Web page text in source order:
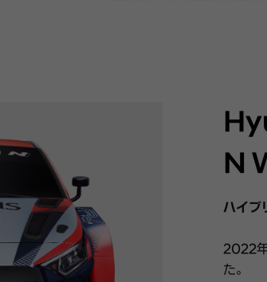
N
ハイブ
2022
た。